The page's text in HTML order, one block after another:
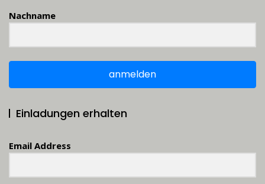
Nachname
anmelden
Einladungen erhalten
Email Address